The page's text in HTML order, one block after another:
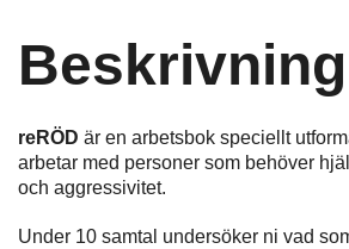
Beskrivning
reRÖD är en arbetsbok speciellt
arbetar med personer som behöver
och aggressivitet.
Under 10 samtal undersöker ni vad